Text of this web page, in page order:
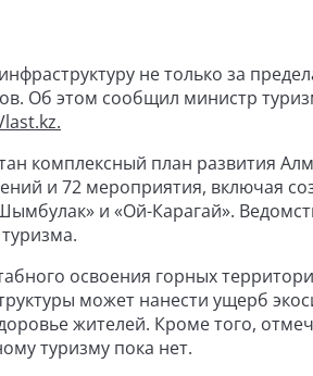
не только за
Об этом сообщил министр
комплексный план развития
и 72 мероприятия, включая
и «Ой-Карагай».
освоения горных
может нанести ущерб
жителей. Кроме того,
туризму пока нет.